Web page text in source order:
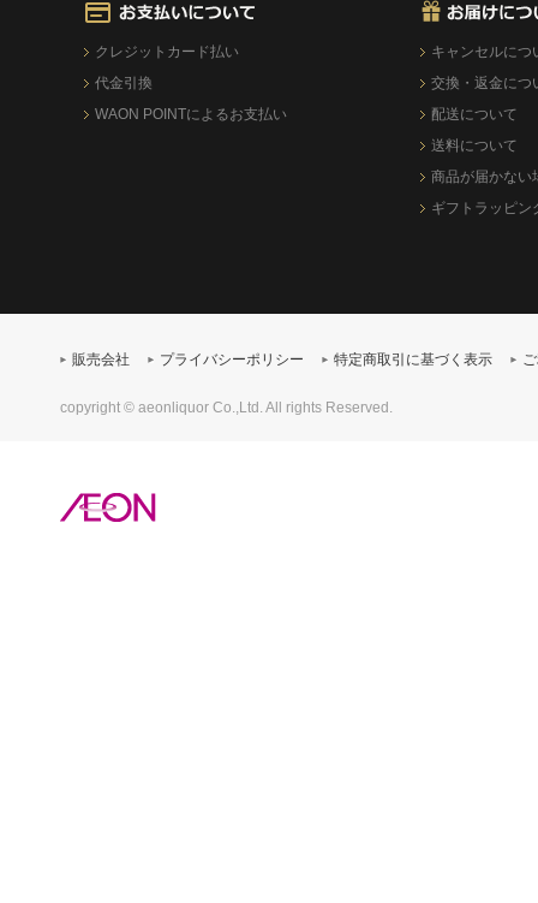
クレジットカード払い
代金引換
WAON POINTによるお支払い
キャンセルにつ
交換・返金につ
配送について
送料について
商品が届かない
ギフトラッピン
販売会社 プライバシーポリシー 特定商取引に基づく表示
copyright © aeonliquor Co.,Ltd. All rights Reserved.